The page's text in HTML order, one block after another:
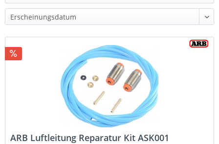
ARB Luftleitung Reparatur Kit ASK001